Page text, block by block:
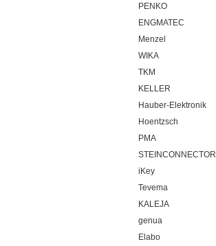
PENKO
ENGMATEC
Menzel
WIKA
TKM
KELLER
Hauber-Elektronik
Hoentzsch
PMA
STEINCONNECTOR
iKey
Tevema
KALEJA
genua
Elabo